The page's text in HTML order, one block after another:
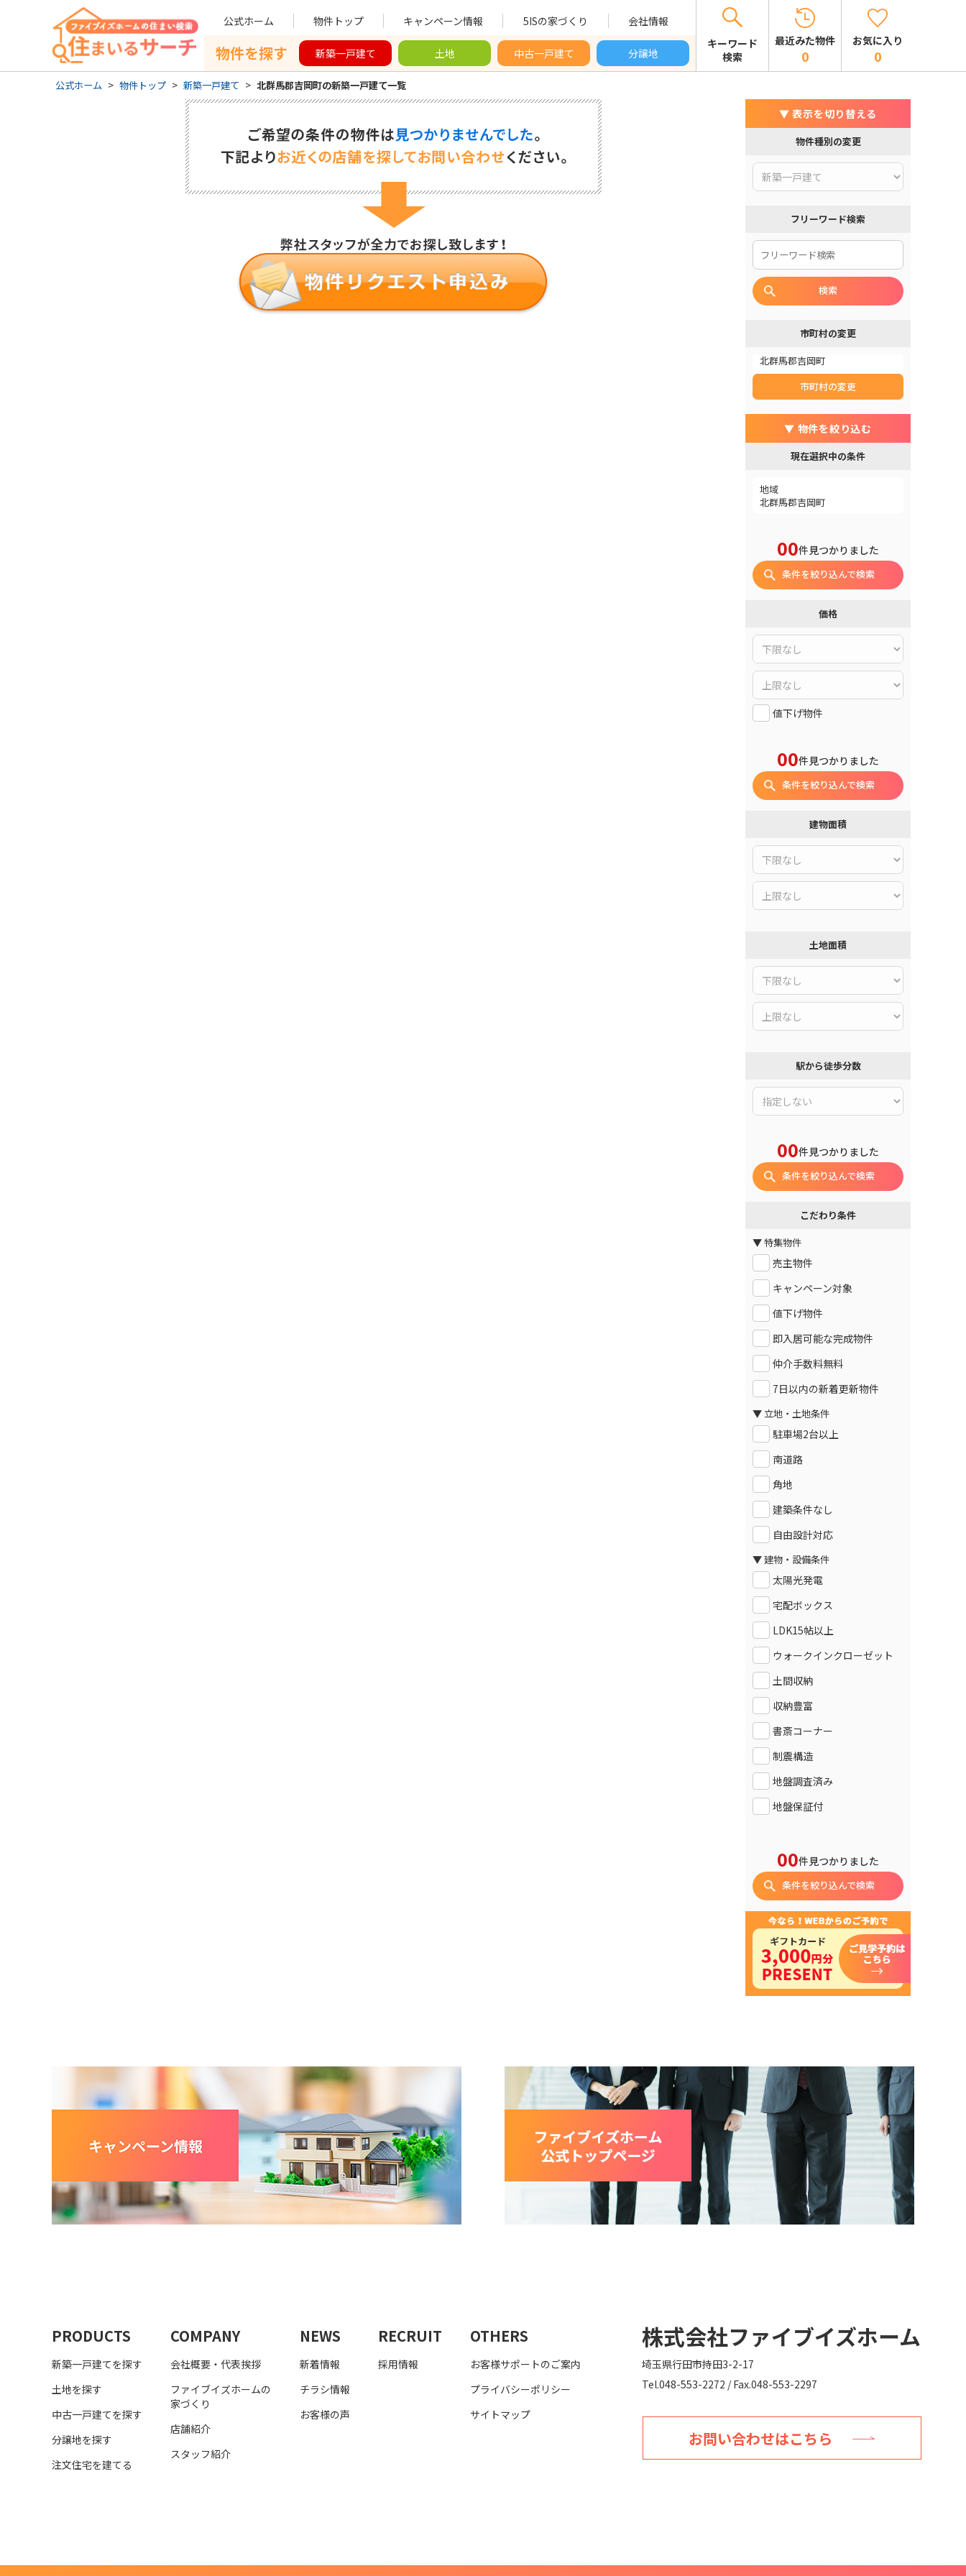
公式ホーム 物件トップ キャンペーン情報 5ISの家づくり 会社情報
物件を探す 新築一戸建て 土地 中古一戸建て 分譲地
キーワード
検索
最近みた物件
0
お気に入り
0
公式ホーム > 物件トップ > 新築一戸建て > 北群馬郡吉岡町の新築一戸建て一覧
▼ 表示を切り替える
物件種別の変更
フリーワード検索
検索
市町村の変更
北群馬郡吉岡町
市町村の変更
▼ 物件を絞り込む
現在選択中の条件
地域
北群馬郡吉岡町
00件見つかりました
条件を絞り込んで検索
価格
値下げ物件
00件見つかりました
条件を絞り込んで検索
建物面積
土地面積
駅から徒歩分数
00件見つかりました
条件を絞り込んで検索
こだわり条件
▼ 特集物件
売主物件
キャンペーン対象
値下げ物件
即入居可能な完成物件
仲介手数料無料
7日以内の新着更新物件
▼ 立地・土地条件
駐車場2台以上
南道路
角地
建築条件なし
自由設計対応
▼ 建物・設備条件
太陽光発電
宅配ボックス
LDK15帖以上
ウォークインクローゼット
土間収納
収納豊富
書斎コーナー
制震構造
地盤調査済み
地盤保証付
00件見つかりました
条件を絞り込んで検索
PRODUCTS
新築一戸建てを探す
土地を探す
中古一戸建てを探す
分譲地を探す
注文住宅を建てる
COMPANY
会社概要・代表挨拶
ファイブイズホームの
家づくり
店舗紹介
スタッフ紹介
NEWS
新着情報
チラシ情報
お客様の声
RECRUIT
採用情報
OTHERS
お客様サポートのご案内
プライバシーポリシー
サイトマップ
株式会社ファイブイズホーム
埼玉県行田市持田3-2-17
Tel.048-553-2272 / Fax.048-553-2297
お問い合わせはこちら